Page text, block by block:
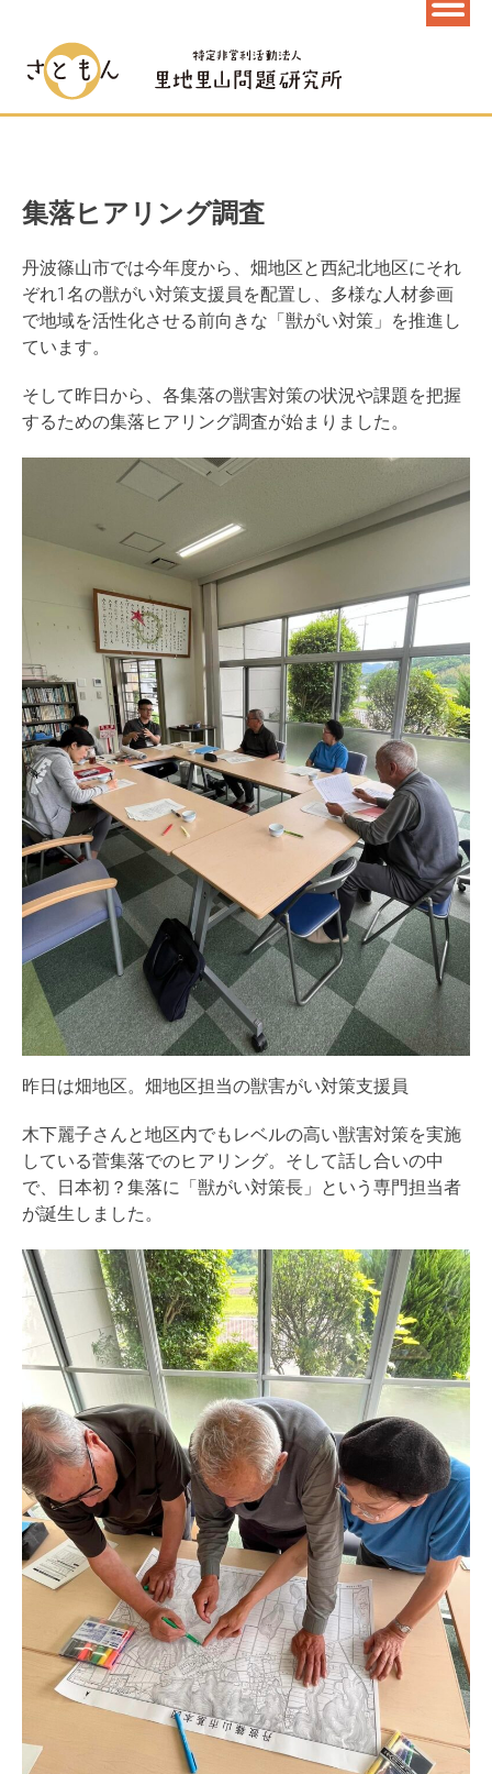
集落ヒアリング調査
丹波篠山市では今年度から、畑地区と西紀北地区にそれ
ぞれ1名の獣がい対策支援員を配置し、多様な人材参画
で地域を活性化させる前向きな「獣がい対策」を推進し
ています。
そして昨日から、各集落の獣害対策の状況や課題を把握
するための集落ヒアリング調査が始まりました。
昨日は畑地区。畑地区担当の獣害がい対策支援員
木下麗子さんと地区内でもレベルの高い獣害対策を実施
している菅集落でのヒアリング。そして話し合いの中
で、日本初？集落に「獣がい対策長」という専門担当者
が誕生しました。